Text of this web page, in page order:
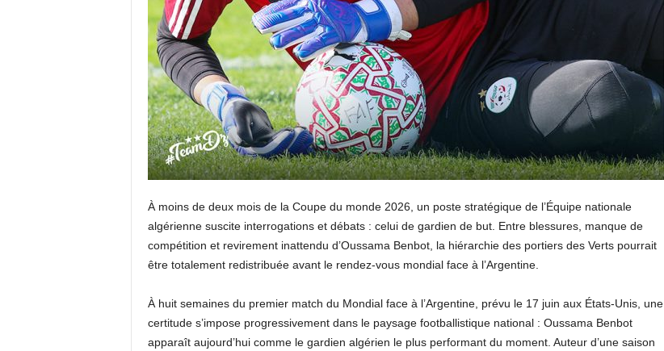
À moins de deux mois de la Coupe du monde 2026, un poste stratégique de l’Équipe nationale
algérienne suscite interrogations et débats : celui de gardien de but. Entre blessures, manque de
compétition et revirement inattendu d’Oussama Benbot, la hiérarchie des portiers des Verts pourrait
être totalement redistribuée avant le rendez-vous mondial face à l’Argentine.
À huit semaines du premier match du Mondial face à l’Argentine, prévu le 17 juin aux États-Unis, une
certitude s’impose progressivement dans le paysage footballistique national : Oussama Benbot
apparaît aujourd’hui comme le gardien algérien le plus performant du moment. Auteur d’une saison